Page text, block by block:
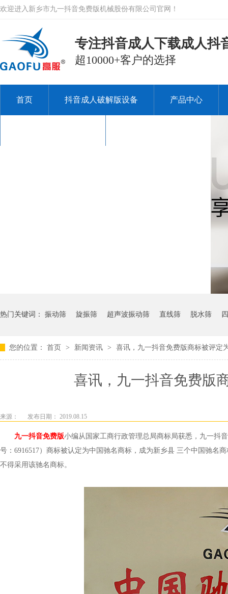
欢迎进入新乡市九一抖音免费版机械股份有限公司官网！
专注抖音成人下载成人抖
超10000+客户的选择
首页 抖音成人破解版设备 产品中心
热门关键词： 振动筛 旋振筛 超声波振动筛 直线筛 脱水筛
您的位置： 首页 > 新闻资讯 > 喜讯，九一抖音免费版商标被评定
喜讯，九一抖音免
来源： 发布日期： 2019.08.15
九一抖音免费版小编从国家工商行政管理总局商标局获悉，九一抖
号：6916517）商标被认定为中国驰名商标，成为新乡县 三个中国驰名商
不得采用该驰名商标。